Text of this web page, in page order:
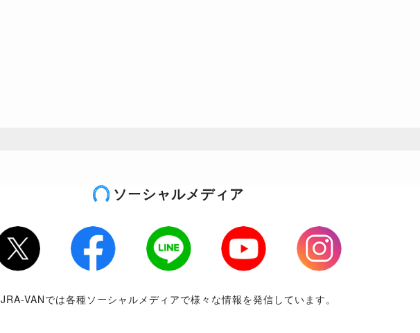
ソーシャルメディア
Twitter Facebook LINE Youtube
Instagram
JRA-VANでは各種ソーシャルメディアで様々な情報を発信しています。